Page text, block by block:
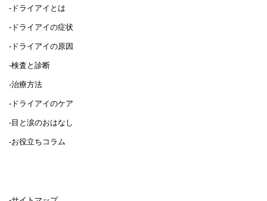
-ドライアイとは
-ドライアイの症状
-ドライアイの原因
-検査と診断
-治療方法
-ドライアイのケア
-目と涙のおはなし
-お役立ちコラム